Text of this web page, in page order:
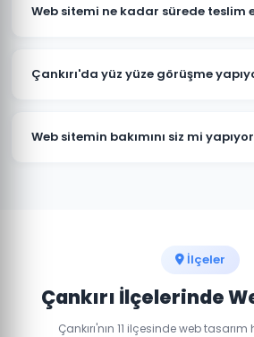
kapsamına göre değişmektedir.
bizimle iletişime geçin.
Web sitemi ne kadar sürede teslim
ticaret projeleri 15-30 iş günü
Çankırı'da yüz yüze görüşme
online görüşme imkanı sunuyoruz.
Web sitemin bakımını siz mi
İlçeler
Çankırı İlçelerinde
Çankırı'nın 11 ilçesinde web